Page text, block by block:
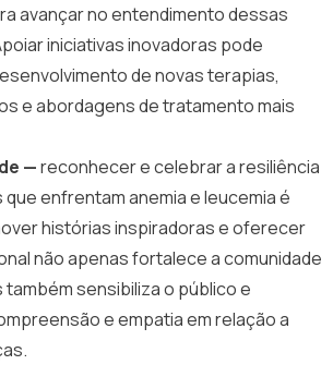
avançar no entendimento dessas
iniciativas inovadoras pode
de novas terapias,
e abordagens de tratamento mais
—reconhecer e celebrar a resiliência
enfrentam anemia e leucemia é
histórias inspiradoras e oferecer
não apenas fortalece a comunidade
também sensibiliza o público e
e empatia em relação a